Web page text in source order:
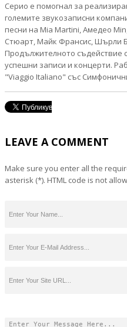
Серио е помогнал за
големите звукозаписни
песни на Mia Martini, Амедео
Стюарт, Майк Франсис, Шърли
Продължителното съдействие
успешни записи и концерти.
"Viaggio Italiano" със
LEAVE A COMMENT
Make sure you enter all the
asterisk (*). HTML code is not